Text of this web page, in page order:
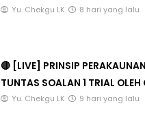
Yu. Chekgu LK 8 hari yang lalu
🔴 [LIVE] PRINSIP
TUNTAS SOALAN 1 TRIAL
Yu. Chekgu LK 9 hari yang lalu